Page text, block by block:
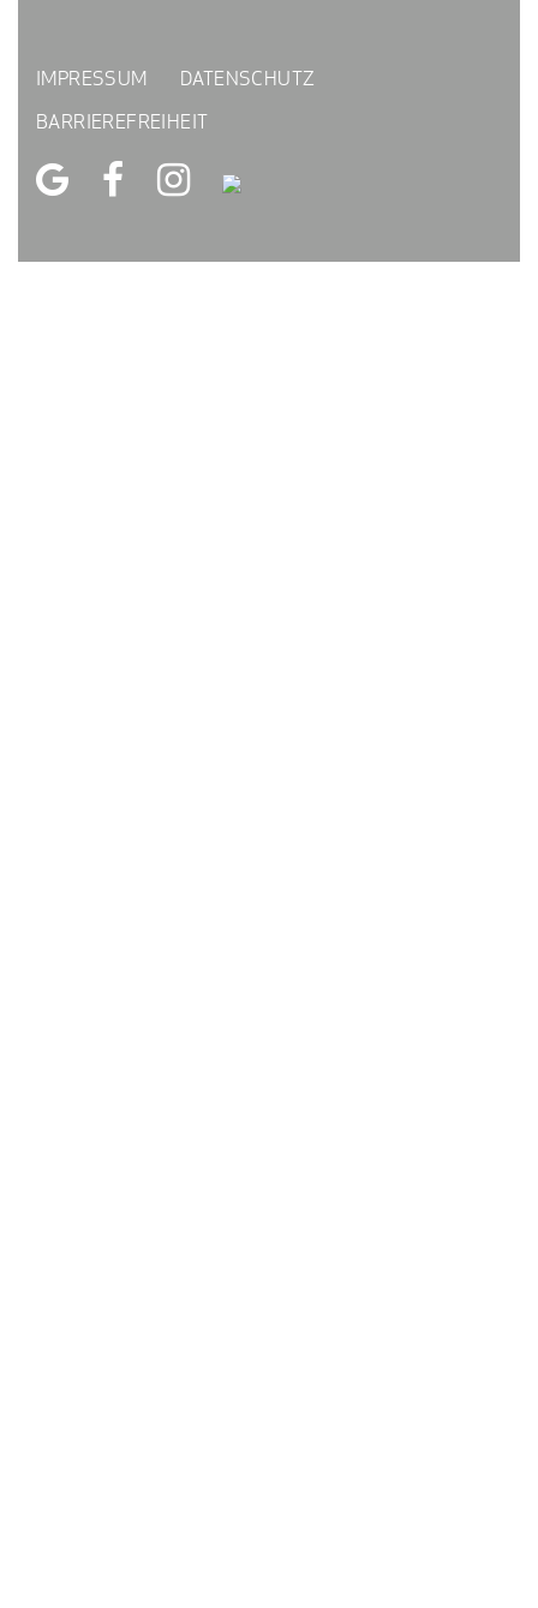
IMPRESSUM
DATENSCHUTZ
BARRIEREFREIHEIT